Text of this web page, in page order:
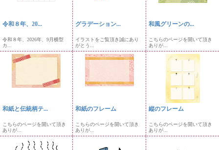
令和８年、20...
令和８年、2026年、9月横型
カ...
グラデーション...
イラストをご覧頂き誠にあり
がとう...
和風グリーンの...
こちらのページを開いて頂き
ありが...
和紙と伝統柄テ...
こちらのページを開いて頂き
ありが...
和紙のフレーム
こちらのページを開いて頂き
ありが...
縦のフレーム
こちらのページを開いて頂き
ありが...